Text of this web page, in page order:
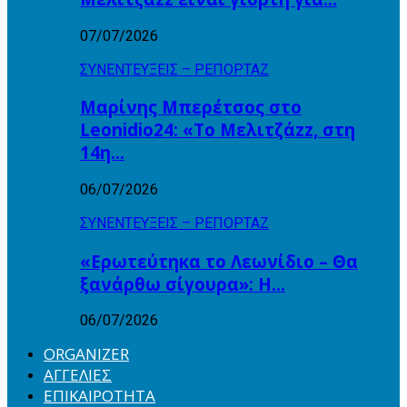
07/07/2026
ΣΥΝΕΝΤΕΥΞΕΙΣ – ΡΕΠΟΡΤΑΖ
Μαρίνης Μπερέτσος στο
Leonidio24: «Το Μελιτζάzz, στη
14η…
06/07/2026
ΣΥΝΕΝΤΕΥΞΕΙΣ – ΡΕΠΟΡΤΑΖ
«Ερωτεύτηκα το Λεωνίδιο – Θα
ξανάρθω σίγουρα»: Η…
06/07/2026
ORGANIZER
ΑΓΓΕΛΙΕΣ
ΕΠΙΚΑΙΡΟΤΗΤΑ